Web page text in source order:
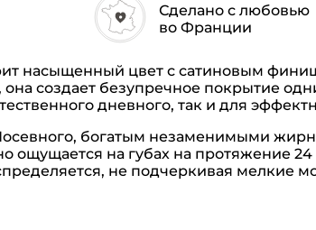
Сделано с любовью
во Франции
насыщенный цвет с сатиновым
она создает безупречное покрытие
дневного, так и для
богатым незаменимыми
на губах на протяжение 24
не подчеркивая мелкие